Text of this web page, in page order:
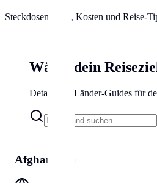
Steckdosen, Visa, Kosten und Reise-
Wähle dein Reiseziel
Detaillierte Länder-Guides für
Afghanistan